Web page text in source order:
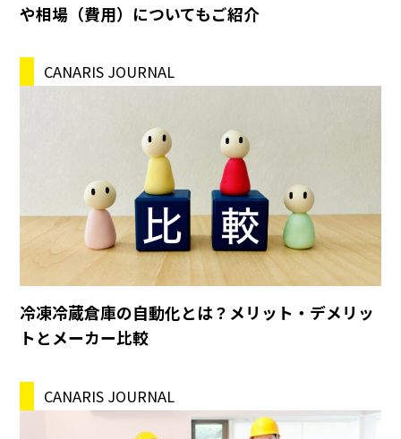
や相場（費用）についてもご紹介
CANARIS JOURNAL
冷凍冷蔵倉庫の自動化とは？メリット・デメリッ
トとメーカー比較
CANARIS JOURNAL